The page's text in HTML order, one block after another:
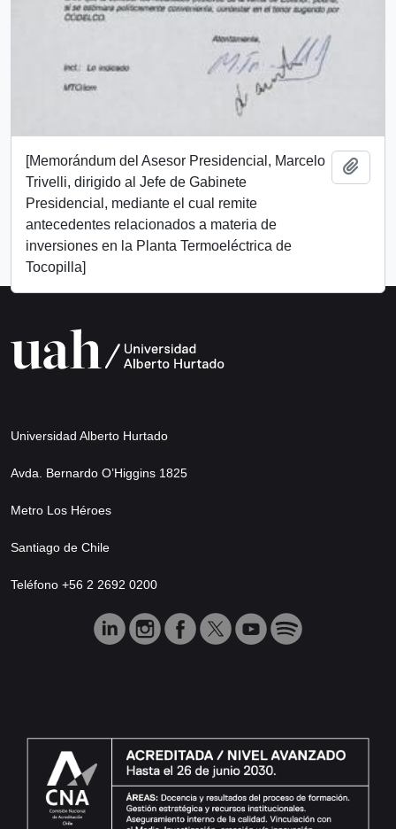
[Memorándum del Asesor Presidencial, Marcelo
Trivelli, dirigido al Jefe de Gabinete
Presidencial, mediante el cual remite
antecedentes relacionados a materia de
inversiones en la Planta Termoeléctrica de
Tocopilla]
Universidad Alberto Hurtado
Avda. Bernardo O’Higgins 1825
Metro Los Héroes
Santiago de Chile
Teléfono +56 2 2692 0200